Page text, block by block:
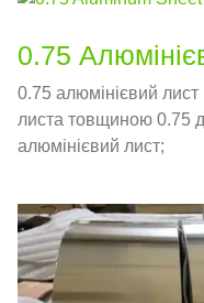
0.75
0.75 алюмінієвий лист
листа товщиною 0.75
алюмінієвий лист;